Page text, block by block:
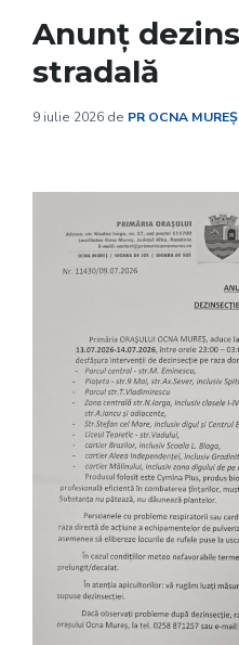
Anunț
stradală
9 iulie 2026 de PR OCNA MUREȘ